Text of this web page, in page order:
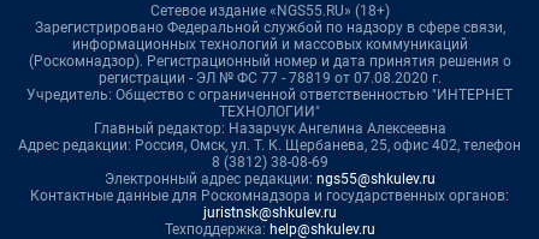
Сетевое издание «NGS55.RU» (18+)
Зарегистрировано Федеральной службой по надзору в сфере связи,
информационных технологий и массовых коммуникаций
(Роскомнадзор). Регистрационный номер и дата принятия решения о
регистрации - ЭЛ № ФС 77 - 78819 от 07.08.2020 г.
Учредитель: Общество с ограниченной ответственностью "ИНТЕРНЕТ
ТЕХНОЛОГИИ"
Главный редактор: Назарчук Ангелина Алексеевна
Адрес редакции: Россия, Омск, ул. Т. К. Щербанева, 25, офис 402, телефон
8 (3812) 38-08-69
Электронный адрес редакции: ngs55@shkulev.ru
Контактные данные для Роскомнадзора и государственных органов:
juristnsk@shkulev.ru
Техподдержка: help@shkulev.ru